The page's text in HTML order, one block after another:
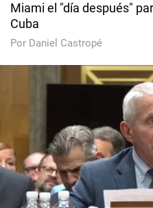
Miami el "día después"
Cuba
Por Daniel Castropé